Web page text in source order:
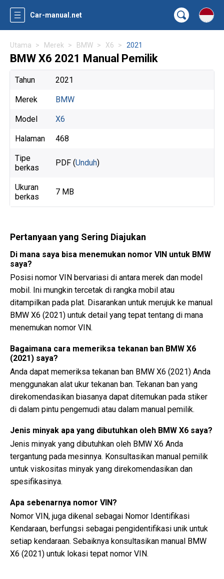
Car-manual.net
Utama Merek BMW X6 2021
BMW X6 2021 Manual Pemilik
Tahun 2021
Merek BMW
Model X6
Halaman 468
Tipe
berkas
PDF (Unduh)
Ukuran
berkas
7 MB
Pertanyaan yang Sering Diajukan
Di mana saya bisa menemukan nomor VIN untuk BMW
saya?
Posisi nomor VIN bervariasi di antara merek dan model
mobil. Ini mungkin tercetak di rangka mobil atau
ditampilkan pada plat. Disarankan untuk merujuk ke manual
BMW X6 (2021) untuk detail yang tepat tentang di mana
menemukan nomor VIN.
Bagaimana cara memeriksa tekanan ban BMW X6
(2021) saya?
Anda dapat memeriksa tekanan ban BMW X6 (2021) Anda
menggunakan alat ukur tekanan ban. Tekanan ban yang
direkomendasikan biasanya dapat ditemukan pada stiker
di dalam pintu pengemudi atau dalam manual pemilik.
Jenis minyak apa yang dibutuhkan oleh BMW X6 saya?
Jenis minyak yang dibutuhkan oleh BMW X6 Anda
tergantung pada mesinnya. Konsultasikan manual pemilik
untuk viskositas minyak yang direkomendasikan dan
spesifikasinya.
Apa sebenarnya nomor VIN?
Nomor VIN, juga dikenal sebagai Nomor Identifikasi
Kendaraan, berfungsi sebagai pengidentifikasi unik untuk
setiap kendaraan. Sebaiknya konsultasikan manual BMW
X6 (2021) untuk lokasi tepat nomor VIN.